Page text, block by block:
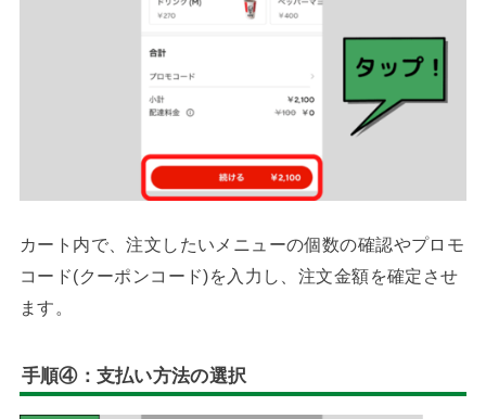
カート内で、注文したいメニューの個数の確認やプロモ
コード(クーポンコード)を入力し、注文金額を確定させ
ます。
手順④：支払い方法の選択